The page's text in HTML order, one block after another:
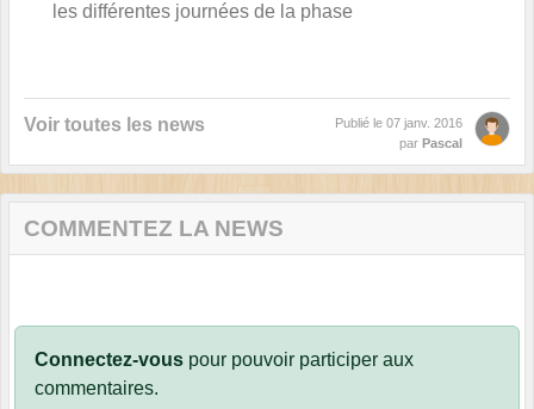
les différentes journées de la phase
Voir toutes les news Publié le 07 janv. 2016
par Pascal
COMMENTEZ LA NEWS
Connectez-vous pour pouvoir participer aux
commentaires.